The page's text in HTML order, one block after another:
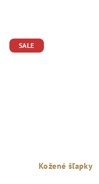
SALE
Kožené šľapky